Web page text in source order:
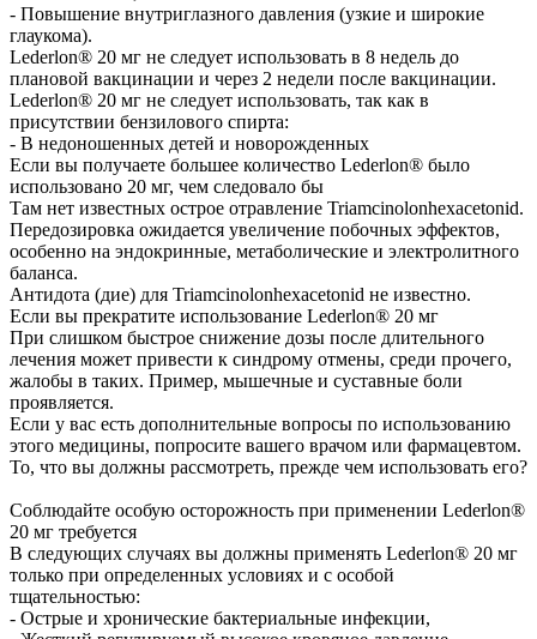
- Повышение внутриглазного давления (узкие и широкие
глаукома).
Lederlon® 20 мг не следует использовать в 8 недель до
плановой вакцинации и через 2 недели после вакцинации.
Lederlon® 20 мг не следует использовать, так как в
присутствии бензилового спирта:
- В недоношенных детей и новорожденных
Если вы получаете большее количество Lederlon® было
использовано 20 мг, чем следовало бы
Там нет известных острое отравление Triamcinolonhexacetonid.
Передозировка ожидается увеличение побочных эффектов,
особенно на эндокринные, метаболические и электролитного
баланса.
Антидота (дие) для Triamcinolonhexacetonid не известно.
Если вы прекратите использование Lederlon® 20 мг
При слишком быстрое снижение дозы после длительного
лечения может привести к синдрому отмены, среди прочего,
жалобы в таких. Пример, мышечные и суставные боли
проявляется.
Если у вас есть дополнительные вопросы по использованию
этого медицины, попросите вашего врачом или фармацевтом.
То, что вы должны рассмотреть, прежде чем использовать его?
Соблюдайте особую осторожность при применении Lederlon®
20 мг требуется
В следующих случаях вы должны применять Lederlon® 20 мг
только при определенных условиях и с особой
тщательностью:
- Острые и хронические бактериальные инфекции,